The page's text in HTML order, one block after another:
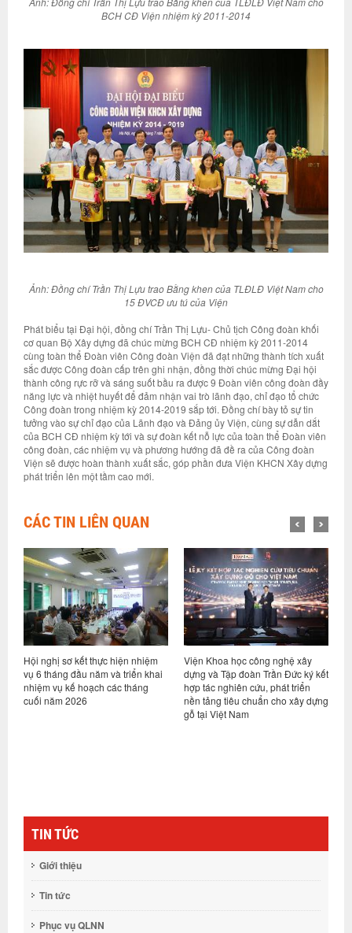
BCH CĐ Viện nhiệm kỳ 2011-2014
Ảnh: Đồng chí Trần Thị Lựu trao Bằng khen của TLĐLĐ Việt Nam cho
15 ĐVCĐ ưu tú của Viện
Phát biểu tại Đại hội, đồng chí Trần Thị Lựu- Chủ tịch Công đoàn khối
cơ quan Bộ Xây dựng đã chúc mừng BCH CĐ nhiệm kỳ 2011-2014
cùng toàn thể Đoàn viên Công đoàn Viện đã đạt những thành tích xuất
sắc được Công đoàn cấp trên ghi nhận, đồng thời chúc mừng Đại hội
thành công rực rỡ và sáng suốt bầu ra được 9 Đoàn viên công đoàn đầy
năng lực và nhiệt huyết để đảm nhận vai trò lãnh đạo, chỉ đạo tổ chức
Công đoàn trong nhiệm kỳ 2014-2019 sắp tới. Đồng chí bày tỏ sự tin
tưởng vào sự chỉ đạo của Lãnh đạo và Đảng ủy Viện, cùng sự dẫn dắt
của BCH CĐ nhiệm kỳ tới và sự đoàn kết nỗ lực của toàn thể Đoàn viên
công đoàn, các nhiệm vụ và phương hướng đã đề ra của Công đoàn
Viện sẽ được hoàn thành xuất sắc, góp phần đưa Viện KHCN Xây dựng
phát triển lên một tầm cao mới.
CÁC TIN LIÊN QUAN
khai
Viện Khoa học công nghệ xây
dựng và Tập đoàn Trần Đức ký kết
hợp tác nghiên cứu, phát triển
nền tảng tiêu chuẩn cho xây dựng
Viện trưởng Nguyễn Hồng Hải
tiếp và làm việc với Công ty
TNHH Viện thiết kế & nghiên cứu
kiến trúc Đại học Triết Giang
(UAD), Trung Quốc
TIN TỨC
Giới thiệu
Tin tức
Phục vụ QLNN